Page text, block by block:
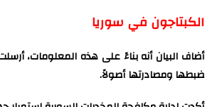
الكبتاجون في سوريا
ضبطها ومصادرتها أصولاً.